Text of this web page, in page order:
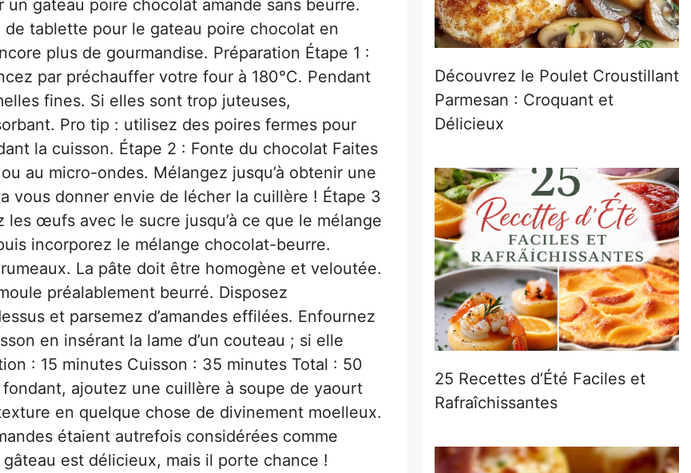
gateau poire chocolat amande sans beurre.
tablette pour le gateau poire chocolat en
plus de gourmandise. Préparation Étape 1 :
par préchauffer votre four à 180°C. Pendant
fines. Si elles sont trop juteuses,
Pro tip : utilisez des poires fermes pour
la cuisson. Étape 2 : Fonte du chocolat Faites
au micro-ondes. Mélangez jusqu’à obtenir une
vous donner envie de lécher la cuillère ! Étape 3
œufs avec le sucre jusqu’à ce que le mélange
incorporez le mélange chocolat-beurre.
La pâte doit être homogène et veloutée.
préalablement beurré. Disposez
et parsemez d’amandes effilées. Enfournez
en insérant la lame d’un couteau ; si elle
: 15 minutes Cuisson : 35 minutes Total : 50
ajoutez une cuillère à soupe de yaourt
en quelque chose de divinement moelleux.
étaient autrefois considérées comme
est délicieux, mais il porte chance !
Découvrez le Poulet Croustillant
Parmesan : Croquant et
Délicieux
25 Recettes d’Été Faciles et
Rafraîchissantes